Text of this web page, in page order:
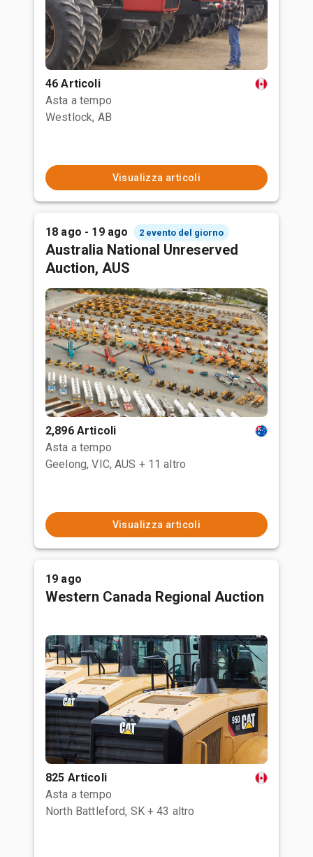
46 Articoli
Asta a tempo
Westlock, AB
Visualizza articoli
18 ago - 19 ago 2 evento del giorno
Australia National Unreserved
Auction, AUS
2,896 Articoli
Asta a tempo
Geelong, VIC, AUS + 11 altro
Visualizza articoli
19 ago
Western Canada Regional Auction
825 Articoli
Asta a tempo
North Battleford, SK + 43 altro